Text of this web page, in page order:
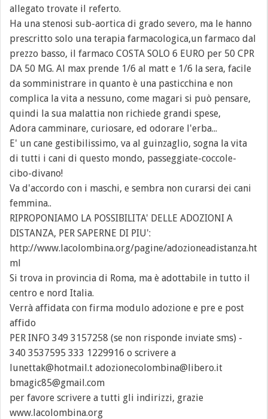
allegato trovate il referto.
Ha una stenosi sub-aortica di grado severo, ma le hanno
prescritto solo una terapia farmacologica,un farmaco dal
prezzo basso, il farmaco COSTA SOLO 6 EURO per 50 CPR
DA 50 MG. Al max prende 1/6 al matt e 1/6 la sera, facile
da somministrare in quanto è una pasticchina e non
complica la vita a nessuno, come magari si può pensare,
quindi la sua malattia non richiede grandi spese,
Adora camminare, curiosare, ed odorare l'erba...
E' un cane gestibilissimo, va al guinzaglio, sogna la vita
di tutti i cani di questo mondo, passeggiate-coccole-
cibo-divano!
Va d'accordo con i maschi, e sembra non curarsi dei cani
femmina..
RIPROPONIAMO LA POSSIBILITA' DELLE ADOZIONI A
DISTANZA, PER SAPERNE DI PIU':
http://www.lacolombina.org/pagine/adozioneadistanza.ht
ml
Si trova in provincia di Roma, ma è adottabile in tutto il
centro e nord Italia.
Verrà affidata con firma modulo adozione e pre e post
affido
PER INFO 349 3157258 (se non risponde inviate sms) -
340 3537595 333 1229916 o scrivere a
lunettak@hotmail.t adozionecolombina@libero.it
bmagic85@gmail.com
per favore scrivere a tutti gli indirizzi, grazie
www.lacolombina.org